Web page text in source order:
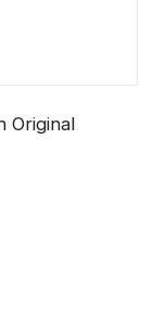
Original